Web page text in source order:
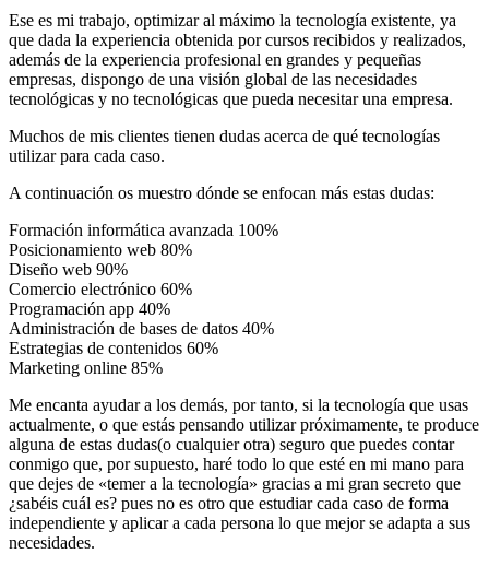
Ese es mi trabajo, optimizar al máximo la tecnología existente, ya
que dada la experiencia obtenida por cursos recibidos y realizados,
además de la experiencia profesional en grandes y pequeñas
empresas, dispongo de una visión global de las necesidades
tecnológicas y no tecnológicas que pueda necesitar una empresa.
Muchos de mis clientes tienen dudas acerca de qué tecnologías
utilizar para cada caso.
A continuación os muestro dónde se enfocan más estas dudas:
Formación informática avanzada 100%
Posicionamiento web 80%
Diseño web 90%
Comercio electrónico 60%
Programación app 40%
Administración de bases de datos 40%
Estrategias de contenidos 60%
Marketing online 85%
Me encanta ayudar a los demás, por tanto, si la tecnología que usas
actualmente, o que estás pensando utilizar próximamente, te produce
alguna de estas dudas(o cualquier otra) seguro que puedes contar
conmigo que, por supuesto, haré todo lo que esté en mi mano para
que dejes de «temer a la tecnología» gracias a mi gran secreto que
¿sabéis cuál es? pues no es otro que estudiar cada caso de forma
independiente y aplicar a cada persona lo que mejor se adapta a sus
necesidades.